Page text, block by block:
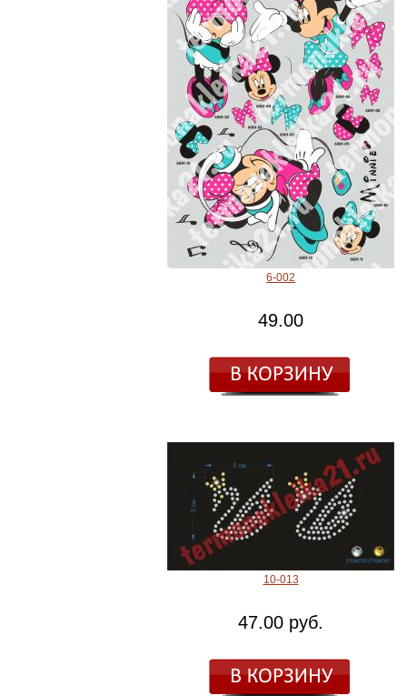
6-002
49.00
10-013
47.00 руб.